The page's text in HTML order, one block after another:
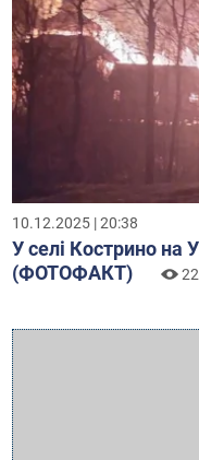
10.12.2025 | 20:38
У селі Кострино на
(ФОТОФАКТ)